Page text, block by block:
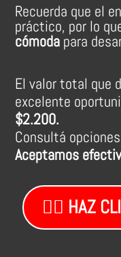
Recuerda que el
práctico, por lo
cómoda para
El valor total que
excelente
$2.200.
Consultá
Aceptamos
👉🏼 HAZ